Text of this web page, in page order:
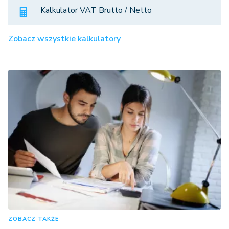
Kalkulator VAT Brutto / Netto
Zobacz wszystkie kalkulatory
ZOBACZ TAKŻE